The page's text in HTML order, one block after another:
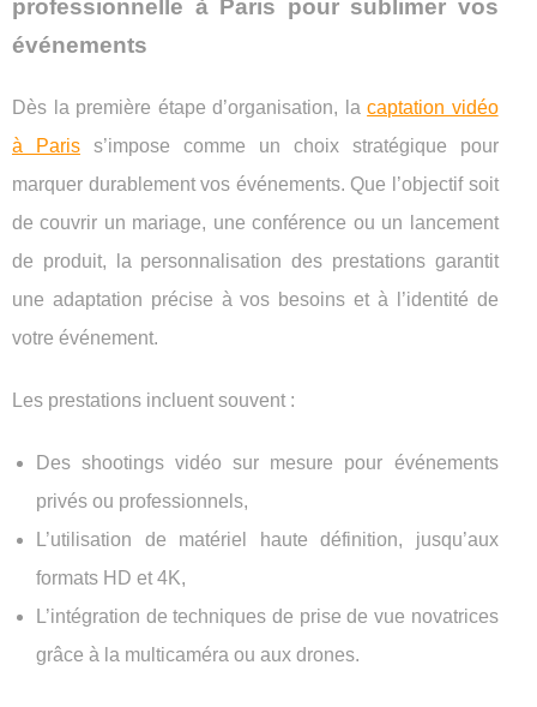
professionnelle à Paris pour sublimer vos
événements
Dès la première étape d’organisation, lacaptation vidéo
à Pariss’impose comme un choix stratégique pour
marquer durablement vos événements. Que l’objectif soit
de couvrir un mariage, une conférence ou un lancement
de produit, la personnalisation des prestations garantit
une adaptation précise à vos besoins et à l’identité de
votre événement.
Les prestations incluent souvent :
Des shootings vidéo sur mesure pour événements
privés ou professionnels,
L’utilisation de matériel haute définition, jusqu’aux
formats HD et 4K,
L’intégration de techniques de prise de vue novatrices
grâce à la multicaméra ou aux drones.